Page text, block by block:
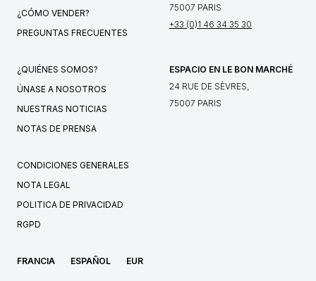
¿CÓMO VENDER?
PREGUNTAS FRECUENTES
75007 PARIS
+33 (0)1 46 34 35 30
¿QUIÉNES SOMOS?
ÚNASE A NOSOTROS
NUESTRAS NOTICIAS
NOTAS DE PRENSA
ESPACIO EN LE BON MARCHÉ
24 RUE DE SÈVRES,
75007 PARIS
CONDICIONES GENERALES
NOTA LEGAL
POLITICA DE PRIVACIDAD
RGPD
FRANCIA ESPAÑOL EUR